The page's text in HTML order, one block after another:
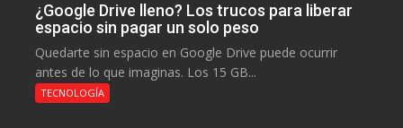
¿Google Drive lleno? Los trucos para liberar
espacio sin pagar un solo peso
Quedarte sin espacio en Google Drive puede ocurrir
antes de lo que imaginas. Los 15 GB...
TECNOLOGÍA